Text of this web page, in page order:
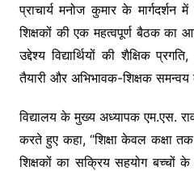
प्राचार्य मनोज कुमार के मार्गदर्शन
शिक्षकों की एक महत्वपूर्ण बैठक का
उद्देश्य विद्यार्थियों की शैक्षिक
तैयारी और अभिभावक-शिक्षक
विद्यालय के मुख्य अध्यापक एम.एस.
करते हुए कहा, “शिक्षा केवल कक्षा
शिक्षकों का सक्रिय सहयोग